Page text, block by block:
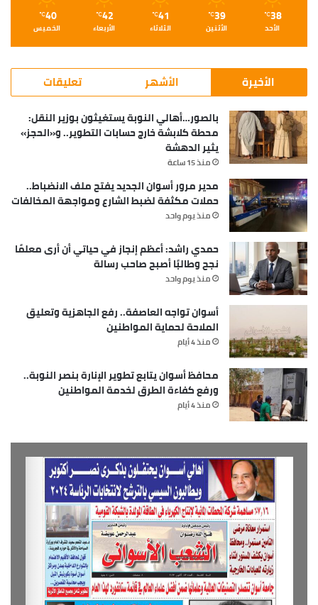
38
℃
الأحد
39
℃
الأثنين
41
℃
الثلاثاء
42
℃
الأربعاء
40
℃
الخميس
الأخيرة الأشهر تعليقات
بالصور…أهالي النوبة يستغيثون بوزير النقل:
محطة كلابشة خارج حسابات التطوير.. و«الحجز»
يثير الدهشة
منذ 15 ساعة
مدير مرور أسوان الجديد يفتح ملف الانضباط..
حملات مكثفة لضبط الشارع ومواجهة المخالفات
منذ يوم واحد
حمدي راشد: أعظم إنجاز في حياتي أن أرى معلمًا
نجح وطالبًا أصبح صاحب رسالة
منذ يوم واحد
أسوان تواجه العاصفة.. رفع الجاهزية وتعليق
الملاحة لحماية المواطنين
منذ 4 أيام
محافظ أسوان يتابع تطوير الإنارة بنصر النوبة..
ورفع كفاءة الطرق لخدمة المواطنين
منذ 4 أيام